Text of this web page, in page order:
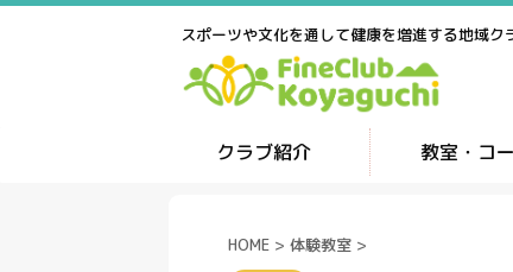
スポーツや文化を通して健康を増進する地域ク
クラブ紹介 教室・コ
HOME > 体験教室 >